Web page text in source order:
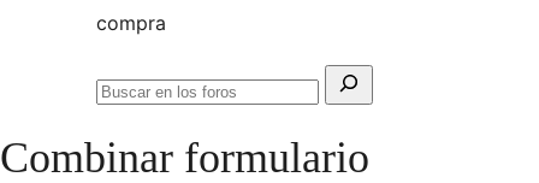
compra
Buscar:
Buscar
foros
Combinar formulario